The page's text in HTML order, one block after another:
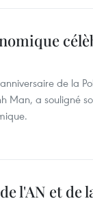
de la
Man, a souligné
l'AN et de